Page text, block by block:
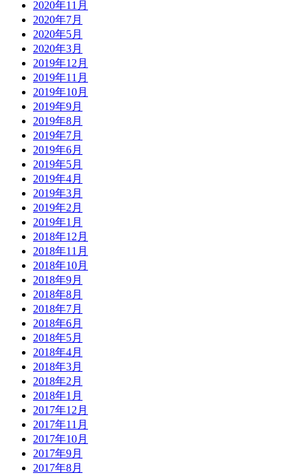
2020年11月
2020年7月
2020年5月
2020年3月
2019年12月
2019年11月
2019年10月
2019年9月
2019年8月
2019年7月
2019年6月
2019年5月
2019年4月
2019年3月
2019年2月
2019年1月
2018年12月
2018年11月
2018年10月
2018年9月
2018年8月
2018年7月
2018年6月
2018年5月
2018年4月
2018年3月
2018年2月
2018年1月
2017年12月
2017年11月
2017年10月
2017年9月
2017年8月